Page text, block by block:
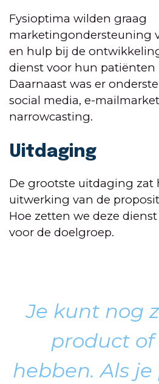
Fysioptima wilden graag
marketingondersteuning
en hulp bij de
dienst voor hun patiënten
Daarnaast was er
social media, e-
narrowcasting.
Uitdaging
De grootste uitdaging zat
uitwerking van de
Hoe zetten we deze
voor de doelgroep.
Je kunt nog
product
hebben. Als